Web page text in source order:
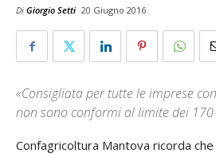
Di Giorgio Setti 20 Giugno 2016
«Consigliata per tutte le imprese
non sono conformi al limite dei 170
Confagricoltura Mantova ricorda